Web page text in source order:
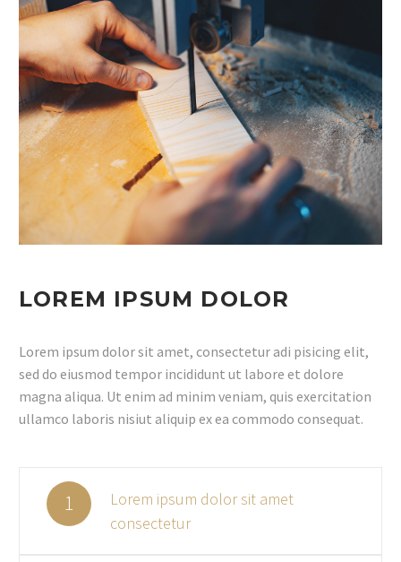
LOREM IPSUM DOLOR
Lorem ipsum dolor sit amet, consectetur adi pisicing elit,
sed do eiusmod tempor incididunt ut labore et dolore
magna aliqua. Ut enim ad minim veniam, quis exercitation
ullamco laboris nisiut aliquip ex ea commodo consequat.
1
Lorem ipsum dolor sit amet
consectetur